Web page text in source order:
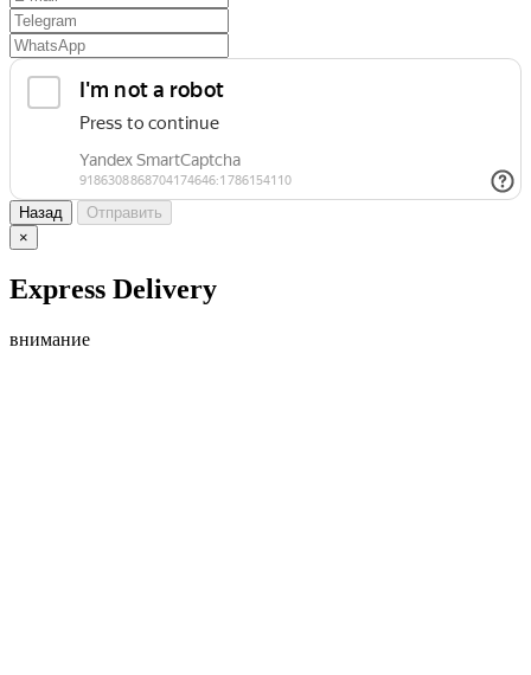
Назад
Отправить
×
Express Delivery
внимание